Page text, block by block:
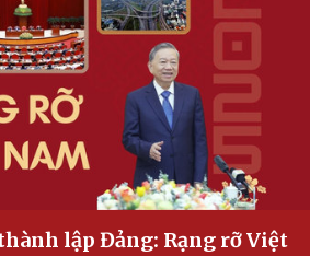
lập Đảng: Rạng rỡ Việt